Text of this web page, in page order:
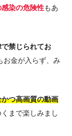
染の危険性もあ
で禁じられてお
お金が入らず、み
つ高画質の動画
まで楽しみまし